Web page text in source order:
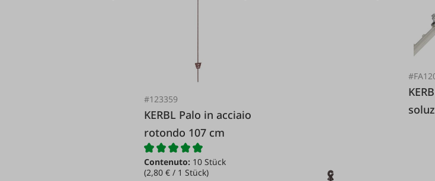
#123359
KERBL Palo in acciaio
rotondo 107 cm
Contenuto: 10 Stück
(2,80 € / 1 Stück)
KERBL